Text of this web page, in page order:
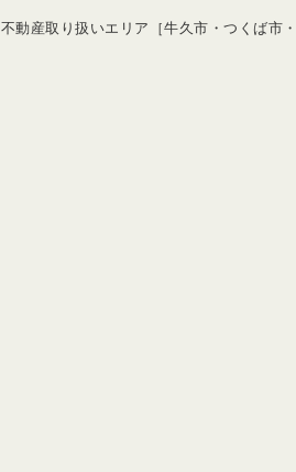
不動産取り扱いエリア［牛久市・つくば市